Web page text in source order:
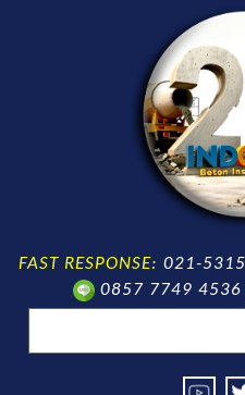
FAST RESPONSE: 021-
0857 7749 4536